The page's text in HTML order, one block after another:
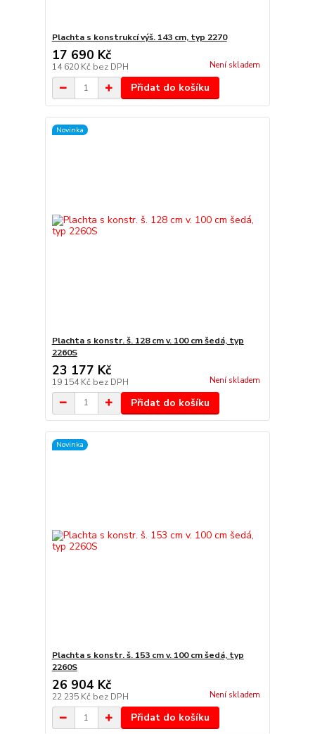
Plachta s konstrukcí výš. 143 cm, typ 2270
17 690 Kč
14 620 Kč bez DPH Není skladem
Přidat do košíku
Novinka
Plachta s konstr. š. 128 cm v. 100 cm šedá, typ
2260S
23 177 Kč
19 154 Kč bez DPH Není skladem
Přidat do košíku
Novinka
Plachta s konstr. š. 153 cm v. 100 cm šedá, typ
2260S
26 904 Kč
22 235 Kč bez DPH Není skladem
Přidat do košíku